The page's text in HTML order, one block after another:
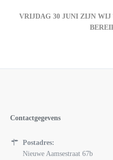
VRIJDAG 30 JUNI ZIJN
Contactgegevens
Postadres:
Nieuwe Aamsestraat 67b